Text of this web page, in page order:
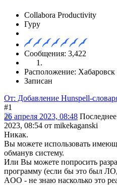
Collabora Productivity
Гуру
Сообщения: 3,422
Расположение:
Записан
От: Добавление Hunspell-
#1
26 апреля 2023, 08:48
2023, 08:54 от mikekaganski
Никак.
Вы можете использовать
обманув систему.
Или Вы можете попросить
программу (если бы это был
AOO - не знаю насколько это